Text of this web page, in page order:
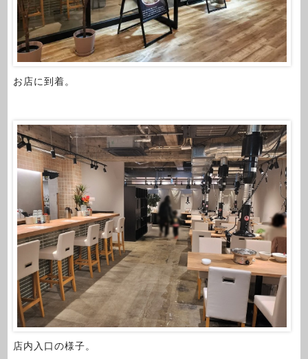
お店に到着。
店内入口の様子。